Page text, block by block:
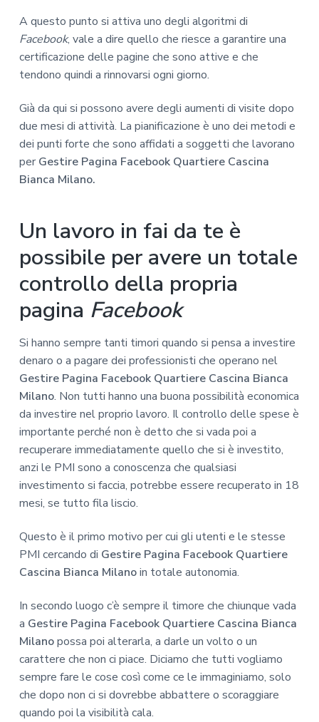
A questo punto si attiva uno degli algoritmi di
Facebook, vale a dire quello che riesce a garantire una
certificazione delle pagine che sono attive e che
tendono quindi a rinnovarsi ogni giorno.
Già da qui si possono avere degli aumenti di visite dopo
due mesi di attività. La pianificazione è uno dei metodi e
dei punti forte che sono affidati a soggetti che lavorano
per Gestire Pagina Facebook Quartiere Cascina
Bianca Milano.
Un lavoro in fai da te è
possibile per avere un totale
controllo della propria
pagina Facebook
Si hanno sempre tanti timori quando si pensa a investire
denaro o a pagare dei professionisti che operano nel
Gestire Pagina Facebook Quartiere Cascina Bianca
Milano. Non tutti hanno una buona possibilità economica
da investire nel proprio lavoro. Il controllo delle spese è
importante perché non è detto che si vada poi a
recuperare immediatamente quello che si è investito,
anzi le PMI sono a conoscenza che qualsiasi
investimento si faccia, potrebbe essere recuperato in 18
mesi, se tutto fila liscio.
Questo è il primo motivo per cui gli utenti e le stesse
PMI cercando di Gestire Pagina Facebook Quartiere
Cascina Bianca Milanoin totale autonomia.
In secondo luogo c’è sempre il timore che chiunque vada
a Gestire Pagina Facebook Quartiere Cascina Bianca
Milanopossa poi alterarla, a darle un volto o un
carattere che non ci piace. Diciamo che tutti vogliamo
sempre fare le cose così come ce le immaginiamo, solo
che dopo non ci si dovrebbe abbattere o scoraggiare
quando poi la visibilità cala.